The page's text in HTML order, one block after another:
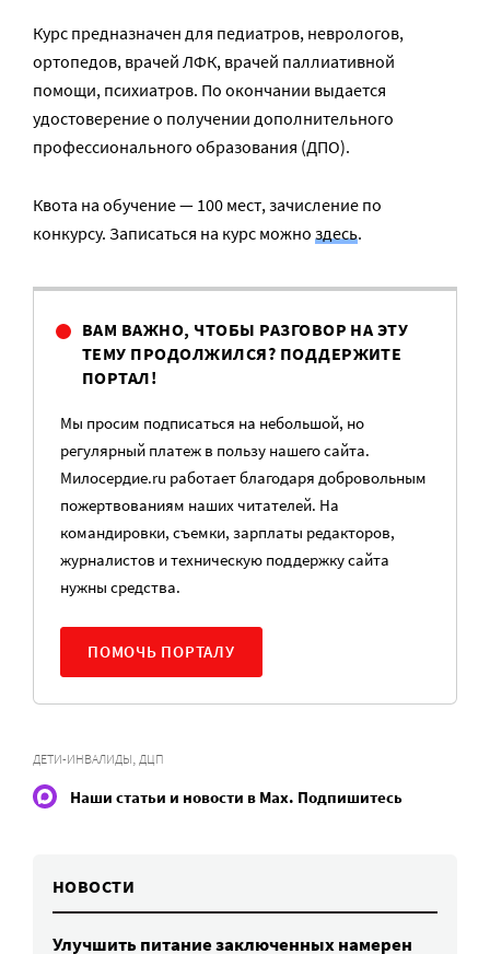
Курс предназначен для педиатров, неврологов,
ортопедов, врачей ЛФК, врачей паллиативной
помощи, психиатров. По окончании выдается
удостоверение о получении дополнительного
профессионального образования (ДПО).
Квота на обучение — 100 мест, зачисление по
конкурсу. Записаться на курс можно здесь.
ВАМ ВАЖНО, ЧТОБЫ РАЗГОВОР НА ЭТУ
ТЕМУ ПРОДОЛЖИЛСЯ? ПОДДЕРЖИТЕ
ПОРТАЛ!
Мы просим подписаться на небольшой, но
регулярный платеж в пользу нашего сайта.
Милосердие.ru работает благодаря добровольным
пожертвованиям наших читателей. На
командировки, съемки, зарплаты редакторов,
журналистов и техническую поддержку сайта
нужны средства.
ПОМОЧЬ ПОРТАЛУ
ДЕТИ-ИНВАЛИДЫ, ДЦП
Наши статьи и новости в Max. Подпишитесь
НОВОСТИ
Улучшить питание заключенных намерен